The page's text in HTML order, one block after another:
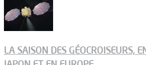
LA SAISON DES GÉOCROISEURS,